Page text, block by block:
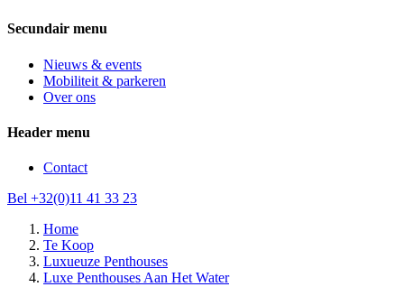
Secundair menu
Nieuws & events
Mobiliteit & parkeren
Over ons
Header menu
Contact
Bel +32(0)11 41 33 23
Home
Te Koop
Luxueuze Penthouses
Luxe Penthouses Aan Het Water